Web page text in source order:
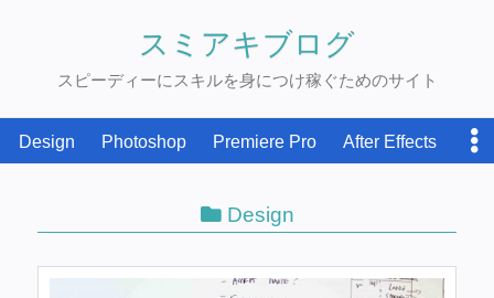
スミアキブログ
スピーディーにスキルを身につけ稼ぐためのサイト
Design Photoshop Premiere Pro After Effects
Design